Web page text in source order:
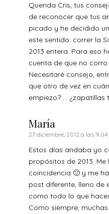
Querida Cris, tus
de reconocer que tus
picado y he decidido
este sentido: correr la
2013 entera. Para eso
cuenta de que no corro
Necesitaré consejo,
que otro de vez en
empiezo? … ¿zapatillas
María
27 diciembre, 2012 a las 9:04
Estos días andaba yo
propósitos de 2013.
coincidencia 🙂 y me
post diferente, lleno de
como todo lo que
Como siempre,